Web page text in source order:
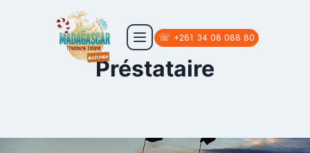
☏ +261 34 08 088 80
Préstataire